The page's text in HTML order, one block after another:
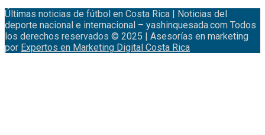
Últimas noticias de fútbol en Costa Rica | Noticias del
deporte nacional e internacional – yashinquesada.com Todos
los derechos reservados © 2025 | Asesorías en marketing
por Expertos en Marketing Digital Costa Rica